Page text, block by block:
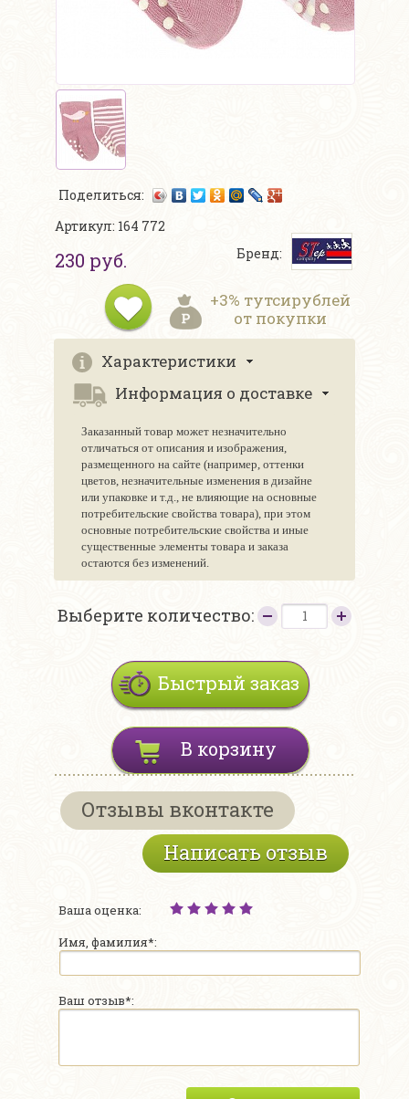
Поделиться:
Артикул: 164 772
230 руб. Бренд:
+3% тутсирублей
от покупки
Характеристики
Информация о доставке
Заказанный товар может незначительно
отличаться от описания и изображения,
размещенного на сайте (например, оттенки
цветов, незначительные изменения в дизайне
или упаковке и т.д., не влияющие на основные
потребительские свойства товара), при этом
основные потребительские свойства и иные
существенные элементы товара и заказа
остаются без изменений.
Выберите количество:
Быстрый заказ
В корзину
Отзывы вконтакте
Написать отзыв
Ваша оценка:
Имя, фамилия*:
Ваш отзыв*: